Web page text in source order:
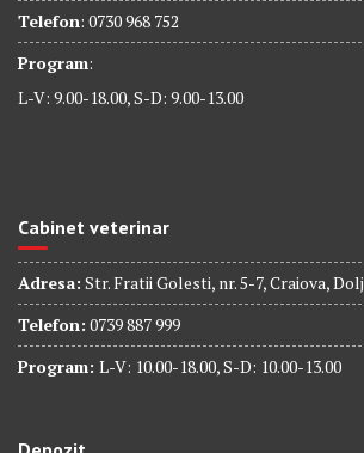
Telefon: 0730 968 752
Program:
L-V: 9.00-18.00, S-D: 9.00-13.00
Cabinet veterinar
Adresa: Str. Fratii Golesti, nr. 5-7, Craiova, Dolj
Telefon: 0739 887 999
Program: L-V: 10.00-18.00, S-D: 10.00-13.00